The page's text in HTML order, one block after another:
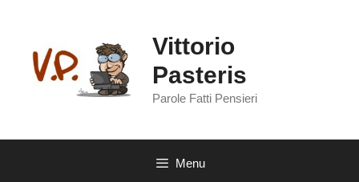
contenuto
Vittorio
Pasteris
Parole Fatti Pensieri
Menu